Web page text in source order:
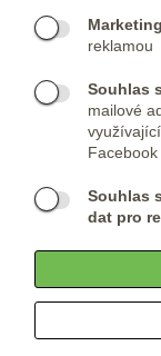
reklamou
Souhlas
mailové
Facebook
Souhlas
dat pro
KONTAKTNÍ
PROVOZOVNA:
Studénka 160
549 31 Velké Poříčí
Česká republika